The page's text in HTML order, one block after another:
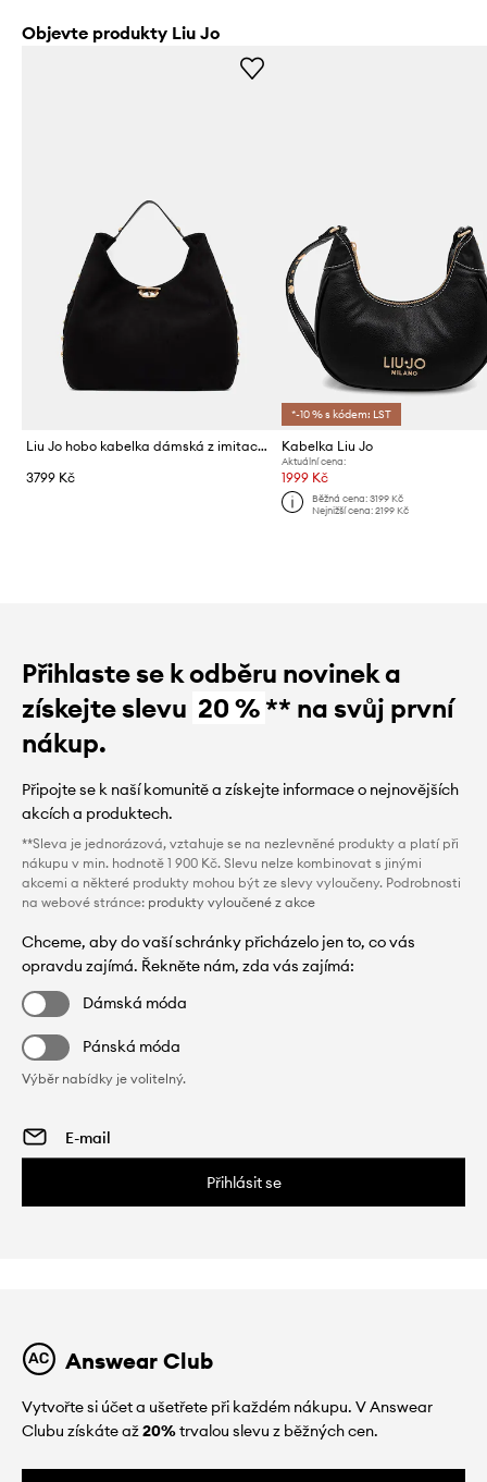
Objevte produkty Liu Jo
Liu Jo hobo kabelka dámská z imitace semiše
3799 Kč
*-10 % s kódem: LST
Kabelka Liu Jo
Aktuální cena:
1999 Kč
Běžná cena: 3199 Kč
Nejnižší cena: 2199 Kč
Přihlaste se k odběru novinek a
získejte slevu 20 %** na svůj první
nákup.
Připojte se k naší komunitě a získejte informace o nejnovějších
akcích a produktech.
**Sleva je jednorázová, vztahuje se na nezlevněné produkty a platí při
nákupu v min. hodnotě 1 900 Kč. Slevu nelze kombinovat s jinými
akcemi a některé produkty mohou být ze slevy vyloučeny. Podrobnosti
na webové stránce: produkty vyloučené z akce
Chceme, aby do vaší schránky přicházelo jen to, co vás
opravdu zajímá. Řekněte nám, zda vás zajímá:
Dámská móda
Pánská móda
Výběr nabídky je volitelný.
Přihlásit se
Answear Club
Vytvořte si účet a ušetřete při každém nákupu. V Answear
Clubu získáte až20%trvalou slevu z běžných cen.